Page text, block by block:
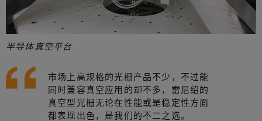
半导体真空平台
市场上高规格的光栅产品不少，不过能
同时兼容真空应用的却不多，雷尼绍的
真空型光栅无论在性能或是稳定性方面
都表现出色，是我们的不二之选。